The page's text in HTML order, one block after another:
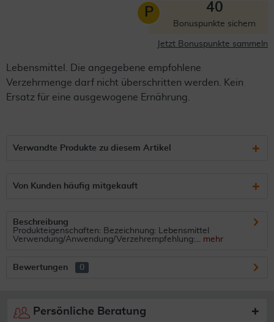
P 40
Bonuspunkte sichern
Jetzt Bonuspunkte sammeln
Lebensmittel. Die angegebene empfohlene
Verzehrmenge darf nicht überschritten werden. Kein
Ersatz für eine ausgewogene Ernährung.
Verwandte Produkte zu diesem Artikel
Von Kunden häufig mitgekauft
Beschreibung
Produkteigenschaften: Bezeichnung: Lebensmittel
Verwendung/Anwendung/Verzehrempfehlung:... mehr
Bewertungen 0
Persönliche Beratung